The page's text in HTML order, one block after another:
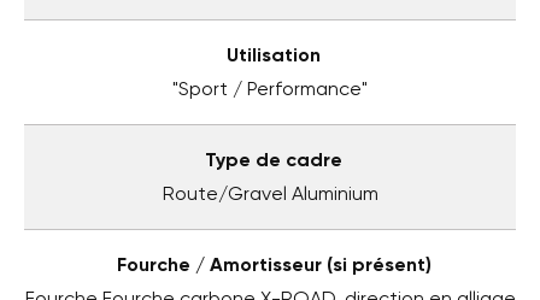
Utilisation
"Sport / Performance"
Type de cadre
Route/Gravel Aluminium
Fourche / Amortisseur (si présent)